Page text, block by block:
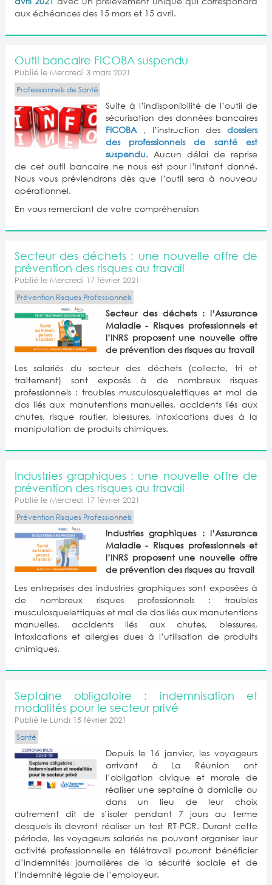
aux échéances des 15 mars et 15 avril.
Outil bancaire FICOBA suspendu
Publié le Mercredi 3 mars 2021
Professionnels de Santé
Suite à l’indisponibilité de l’outil de
sécurisation des données bancaires
FICOBA , l’instruction desdossiers
des professionnels de santé est
suspendu. Aucun délai de reprise
de cet outil bancaire ne nous est pour l’instant donné.
Nous vous préviendrons dès que l’outil sera à nouveau
opérationnel.
En vous remerciant de votre compréhension
Secteur des déchets : une nouvelle offre de
prévention des risques au travail
Publié le Mercredi 17 février 2021
Prévention Risques Professionnels
Secteur des déchets : l’Assurance
Maladie - Risques professionnels et
l’INRS proposent une nouvelle offre
de prévention des risques au travail
Les salariés du secteur des déchets (collecte, tri et
traitement) sont exposés à de nombreux risques
professionnels : troubles musculosquelettiques et mal de
dos liés aux manutentions manuelles, accidents liés aux
chutes, risque routier, blessures, intoxications dues à la
manipulation de produits chimiques.
Industries graphiques : une nouvelle offre de
prévention des risques au travail
Publié le Mercredi 17 février 2021
Prévention Risques Professionnels
Industries graphiques : l’Assurance
Maladie - Risques professionnels et
l’INRS proposent une nouvelle offre
de prévention des risques au travail
Les entreprises des industries graphiques sont exposées à
de nombreux risques professionnels : troubles
musculosquelettiques et mal de dos liés aux manutentions
manuelles, accidents liés aux chutes, blessures,
intoxications et allergies dues à l’utilisation de produits
chimiques.
Septaine obligatoire : indemnisation et
modalités pour le secteur privé
Publié le Lundi 15 février 2021
Santé
Depuis le 16 janvier, les voyageurs
arrivant à La Réunion ont
l’obligation civique et morale de
réaliser une septaine à domicile ou
dans un lieu de leur choix
autrement dit de s’isoler pendant 7 jours au terme
desquels ils devront réaliser un test RT-PCR. Durant cette
période, les voyageurs salariés ne pouvant organiser leur
activité professionnelle en télétravail pourront bénéficier
d’indemnités journalières de la sécurité sociale et de
l’indemnité légale de l’employeur.